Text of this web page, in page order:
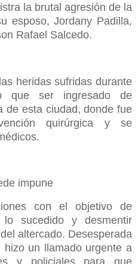
la brutal agresión de la
esposo, Jordany Padilla,
Rafael Salcedo.
heridas sufridas durante
que ser ingresado de
de esta ciudad, donde fue
quirúrgica y se
impune
con el objetivo de
sucedido y desmentir
altercado. Desesperada
un llamado urgente a